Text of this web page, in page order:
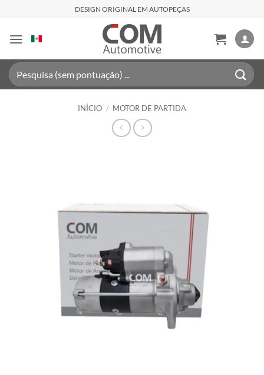
content
DESIGN ORIGINAL EM AUTOPEÇAS
Pesquisar
por:
INÍCIO / MOTOR DE PARTIDA